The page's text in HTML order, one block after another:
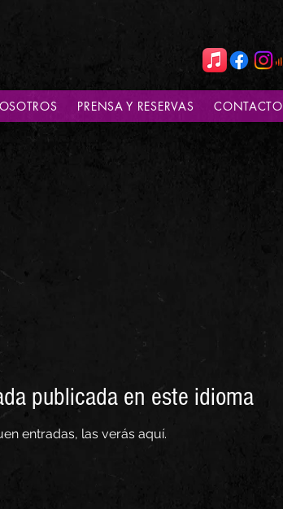
PRENSA Y RESERVAS CONTACTO
publicada en este idioma
entradas, las verás aquí.